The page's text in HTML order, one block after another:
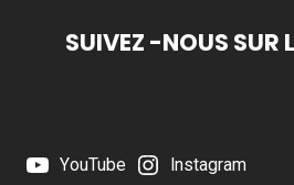
SUIVEZ -NOUS SUR
YouTube Instagram